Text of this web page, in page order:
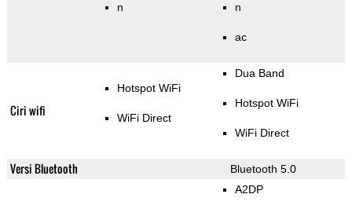
n n
ac
Ciri wifi
Hotspot WiFi
WiFi Direct
Dua Band
Hotspot WiFi
WiFi Direct
Versi Bluetooth Bluetooth 5.0
A2DP